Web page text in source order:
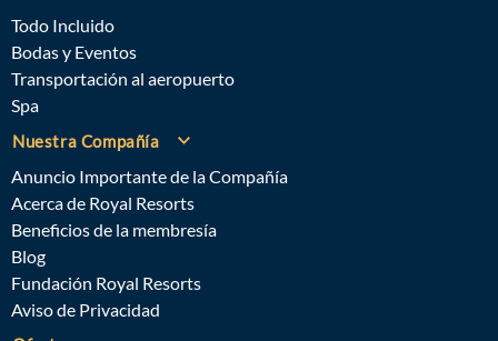
Todo Incluido
Bodas y Eventos
Transportación al aeropuerto
Spa
Nuestra Compañía
Anuncio Importante de la Compañía
Acerca de Royal Resorts
Beneficios de la membresía
Blog
Fundación Royal Resorts
Aviso de Privacidad